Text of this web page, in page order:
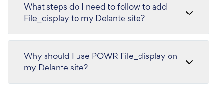
What steps do I need to follow to add
File_display to my Delante site?
Why should I use POWR File_display on
my Delante site?